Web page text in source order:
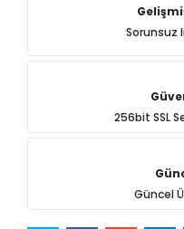
Sorunsuz
256bit SSL
Güncel